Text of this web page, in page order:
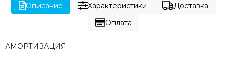
Описание Характеристики
Доставка
Оплата
АМОРТИЗАЦИЯ